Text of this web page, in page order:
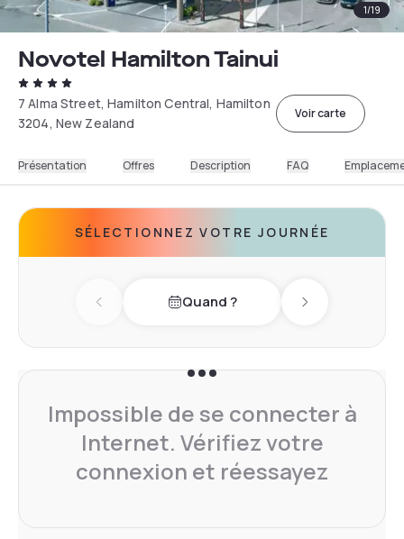
1/19
Novotel Hamilton Tainui
7 Alma Street, Hamilton Central, Hamilton
3204, New Zealand
Voir carte
Présentation Offres Description FAQ
SÉLECTIONNEZ VOTRE JOURNÉE
Previous dayQuand ? Next day
Impossible de se connecter à
Internet. Vérifiez votre
connexion et réessayez